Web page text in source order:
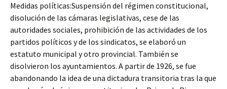
Medidas políticas:Suspensión del régimen constitucional,
disolución de las cámaras legislativas, cese de las
autoridades sociales, prohibición de las actividades de los
partidos políticos y de los sindicatos, se elaboró un
estatuto municipal y otro provincial. También se
disolvieron los ayuntamientos. A partir de 1926, se fue
abandonando la idea de una dictadura transitoria tras la que